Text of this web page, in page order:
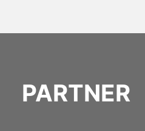
PARTNER